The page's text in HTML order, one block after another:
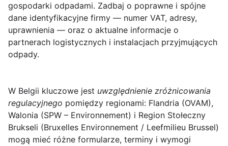
gospodarki odpadami. Zadbaj o poprawne i spójne
dane identyfikacyjne firmy — numer VAT, adresy,
uprawnienia — oraz o aktualne informacje o
partnerach logistycznych i instalacjach przyjmujących
odpady.
W Belgii kluczowe jest uwzględnienie zróżnicowania
regulacyjnego pomiędzy regionami: Flandria (OVAM),
Walonia (SPW – Environnement) i Region Stołeczny
Brukseli (Bruxelles Environnement / Leefmilieu Brussel)
mogą mieć różne formularze, terminy i wymogi